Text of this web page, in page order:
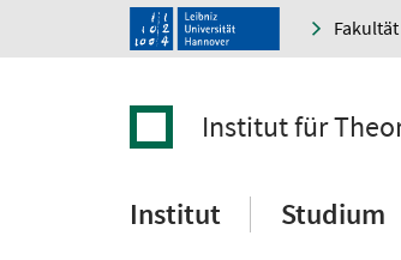
Institut für
Institut Studium